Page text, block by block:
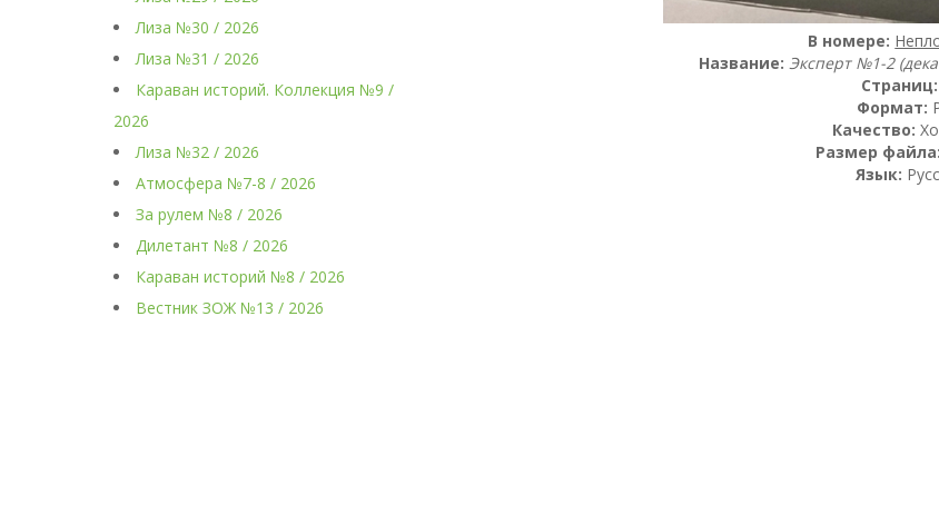
Лиза №30 / 2026
Лиза №31 / 2026
Караван историй. Коллекция №9 /
2026
Лиза №32 / 2026
Атмосфера №7-8 / 2026
За рулем №8 / 2026
Дилетант №8 / 2026
Караван историй №8 / 2026
Вестник ЗОЖ №13 / 2026
В номере:
Название: Эксперт №1-2
Страниц:
Формат:
Качество:
Размер файла:
Язык: